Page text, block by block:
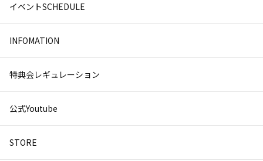
イベントSCHEDULE
INFOMATION
特典会レギュレーション
公式Youtube
STORE